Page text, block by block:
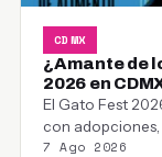
CDMX
¿Amante de
2026 en
El Gato Fest
con adopciones,
7 Ago 2026